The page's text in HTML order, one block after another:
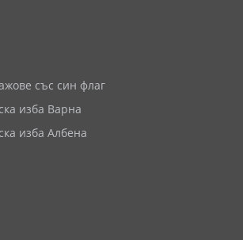
със син флаг
изба Варна
изба Албена